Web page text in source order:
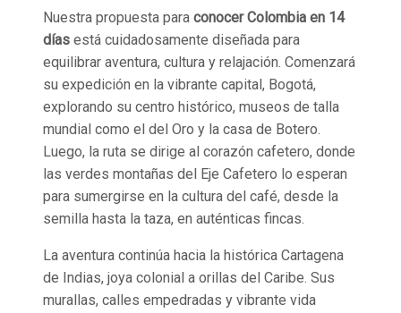
Nuestra propuesta para conocer Colombia en 14
días está cuidadosamente diseñada para
equilibrar aventura, cultura y relajación. Comenzará
su expedición en la vibrante capital, Bogotá,
explorando su centro histórico, museos de talla
mundial como el del Oro y la casa de Botero.
Luego, la ruta se dirige al corazón cafetero, donde
las verdes montañas del Eje Cafetero lo esperan
para sumergirse en la cultura del café, desde la
semilla hasta la taza, en auténticas fincas.
La aventura continúa hacia la histórica Cartagena
de Indias, joya colonial a orillas del Caribe. Sus
murallas, calles empedradas y vibrante vida